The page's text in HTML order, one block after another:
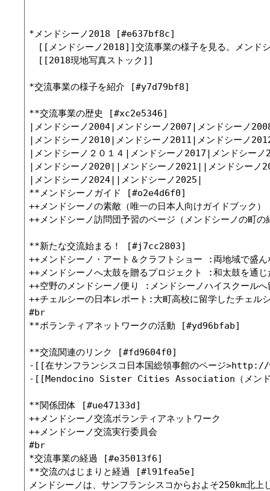
*メンドシーノ2018 [#e637bf8c]
[[メンドシーノ2018]]交流事業の様子を見る。メンド
[[2018現地写真ストック]]
*交流事業の様子を紹介 [#y7d79bf8]
**交流事業の歴史 [#xc2e5346]
|メンドシーノ2004|メンドシーノ2007|メンドシーノ
|メンドシーノ2010|メンドシーノ2011|メンドシーノ
|メンドシーノ２０１４|メンドシーノ2017|メンドシー
|メンドシーノ2020||メンドシーノ2021||メンドシーノ
|メンドシーノ2024||メンドシーノ2025|
**メンドシーノガイド [#o2e4d6f0]
++メンドシーノの素敵（唯一の日本人向けガイドブック）
++メンドシーノ訪問団予習のページ（メンドシーノの町の
**新たな交流始まる！ [#j7cc2803]
++メンドシーノ・アート＆クラフトショー :両地域で盛
++メンドシーノへ太鼓を贈るプロジェクト :和太鼓を通
++空野のメンドシーノ便り :メンドシーノハイスクール
++チェルシーの日本レポート:大町高校に留学したチェル
#br
**ボランティアネットワークの活動 [#yd96bfab]
**交流関連のリンク [#fd9604f0]
-[[在サンフランシスコ日本国総領事館のページ
-[[Mendocino Sister Cities Association（メン
**関係団体 [#ue47133d]
++メンドシーノ交流ボランティアネットワーク
++メンドシーノ交流実行委員会
#br
*交流事業の経過 [#e35013f6]
**交流のはじまりと経過 [#l91fea5e]
メンドシーノは、サンフランシスコからおよそ250km北